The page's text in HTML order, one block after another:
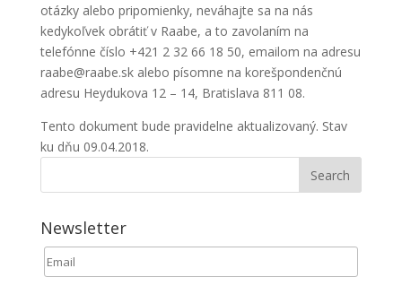
otázky alebo pripomienky, neváhajte sa na nás
kedykoľvek obrátiť v Raabe, a to zavolaním na
telefónne číslo +421 2 32 66 18 50, emailom na adresu
raabe@raabe.sk alebo písomne na korešpondenčnú
adresu Heydukova 12 – 14, Bratislava 811 08.
Tento dokument bude pravidelne aktualizovaný. Stav
ku dňu 09.04.2018.
Newsletter